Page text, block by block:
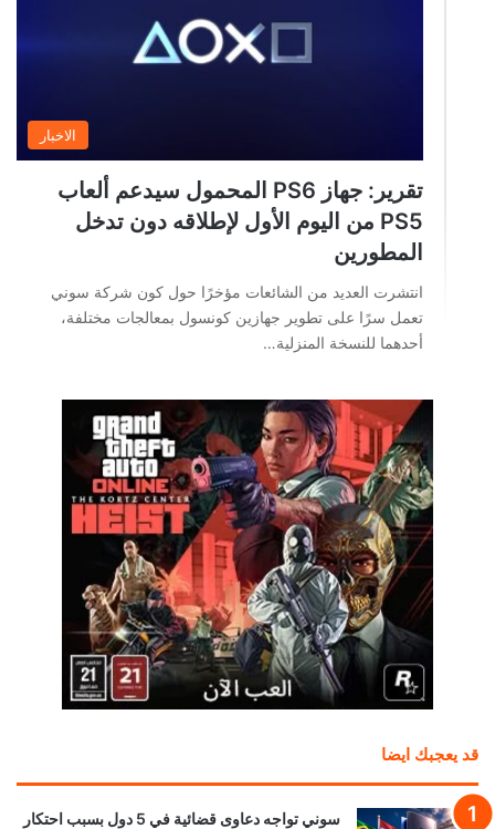
الاخبار
تقرير: جهاز PS6 المحمول سيدعم ألعاب
PS5 من اليوم الأول لإطلاقه دون تدخل
المطورين
انتشرت العديد من الشائعات مؤخرًا حول كون شركة سوني
تعمل سرًا على تطوير جهازين كونسول بمعالجات مختلفة،
أحدهما للنسخة المنزلية…
قد يعجبك ايضا
سوني تواجه دعاوى قضائية في 5 دول بسبب احتكار